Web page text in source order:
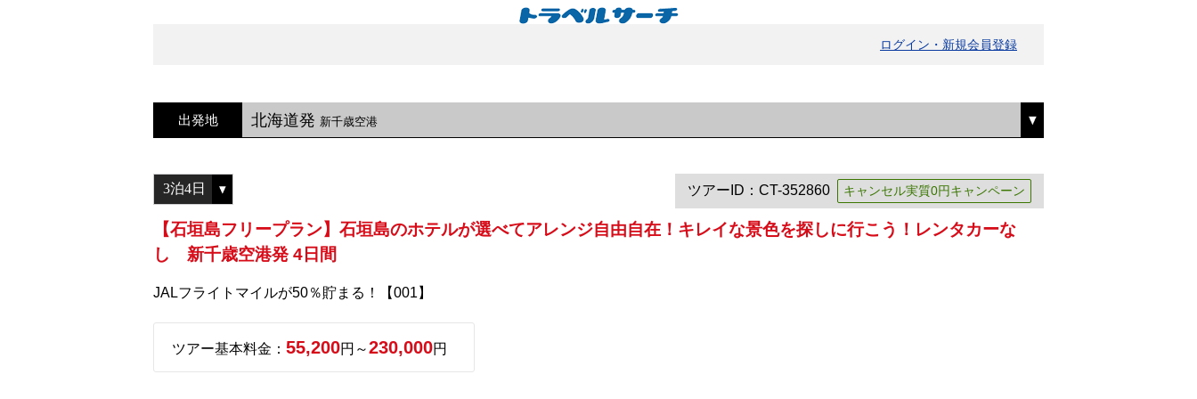
ログイン・新規会員登録
出発地 北海道発 新千歳空港
ツアーID：CT-352860 キャンセル実質0円キャンペーン
【石垣島フリープラン】石垣島のホテルが選べてアレンジ自由自在！キレイな景色を探しに行こう！レンタカーな
し 新千歳空港発 4日間
JALフライトマイルが50％貯まる！【001】
ツアー基本料金： 55,200円～230,000円